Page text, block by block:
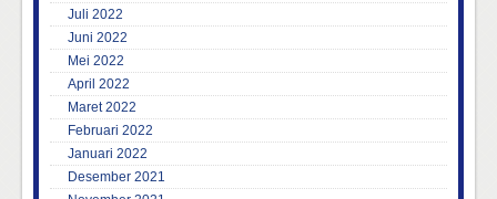
Juli 2022
Juni 2022
Mei 2022
April 2022
Maret 2022
Februari 2022
Januari 2022
Desember 2021